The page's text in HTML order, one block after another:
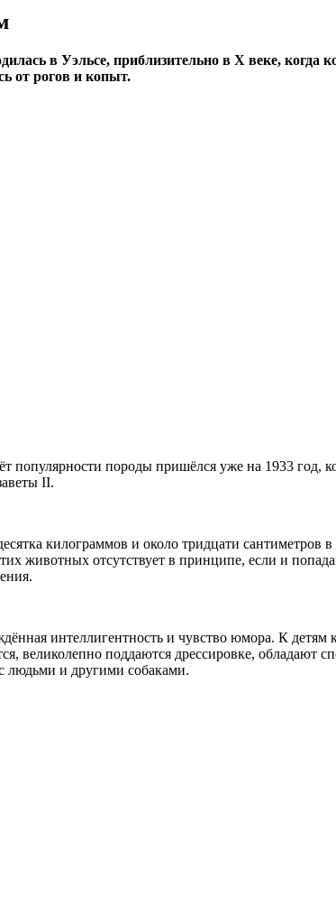
в Уэльсе, приблизительно в Х веке, когда
от рогов и копыт.
породы пришёлся уже на 1933 год,
II.
килограммов и около тридцати сантиметров
животных отсутствует в принципе, если и
интеллигентность и чувство юмора. К детям
великолепно поддаются дрессировке, обладают
людьми и другими собаками.